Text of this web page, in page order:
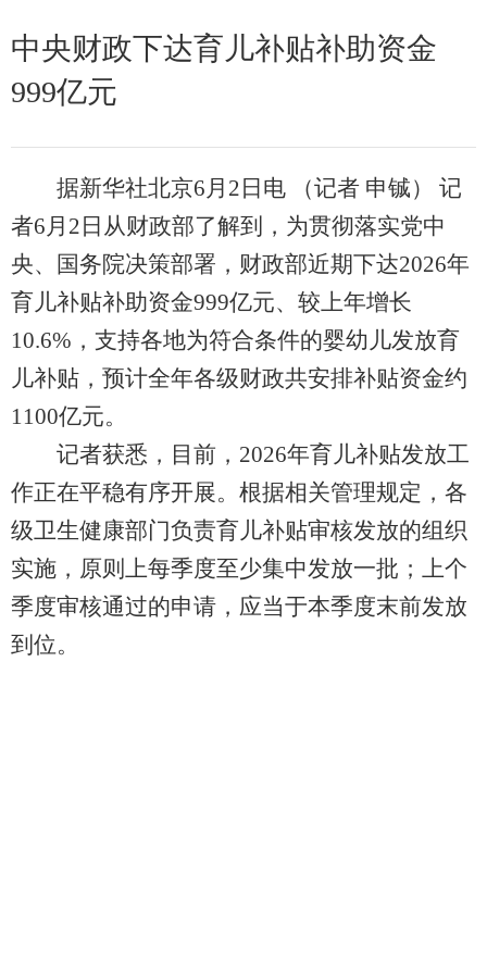
中央财政下达育儿补贴补助资金
999亿元
据新华社北京6月2日电 （记者 申铖） 记
者6月2日从财政部了解到，为贯彻落实党中
央、国务院决策部署，财政部近期下达2026年
育儿补贴补助资金999亿元、较上年增长
10.6%，支持各地为符合条件的婴幼儿发放育
儿补贴，预计全年各级财政共安排补贴资金约
1100亿元。
记者获悉，目前，2026年育儿补贴发放工
作正在平稳有序开展。根据相关管理规定，各
级卫生健康部门负责育儿补贴审核发放的组织
实施，原则上每季度至少集中发放一批；上个
季度审核通过的申请，应当于本季度末前发放
到位。